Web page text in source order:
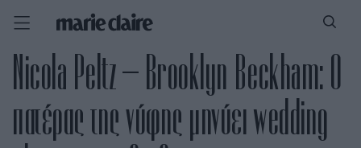
Nicola Peltz – Brooklyn Beckham: Ο
πατέρας της νύφης μηνύει wedding